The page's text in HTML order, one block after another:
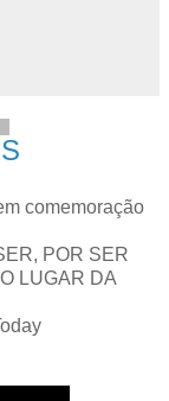
comemoração
POR SER
LUGAR DA